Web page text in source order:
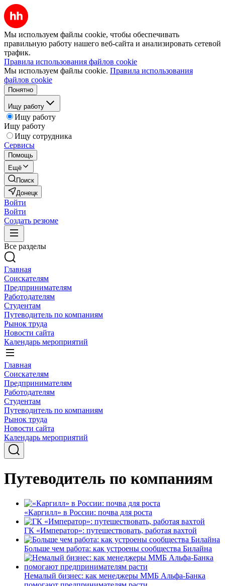
Мы используем файлы cookie, чтобы обеспечивать
правильную работу нашего веб-сайта и анализировать сетевой
трафик.
Правила использования файлов cookie
Мы используем файлы cookie. Правила использования
файлов cookie
Понятно
Ищу работу
Ищу работу
Ищу работу
Ищу сотрудника
Сервисы
Помощь
Ещё
Поиск
Донецк
Войти
Войти
Создать резюме
Все разделы
Главная
Соискателям
Предпринимателям
Работодателям
Студентам
Путеводитель по компаниям
Рынок труда
Новости сайта
Календарь мероприятий
Главная
Соискателям
Предпринимателям
Работодателям
Студентам
Путеводитель по компаниям
Рынок труда
Новости сайта
Календарь мероприятий
Путеводитель по компаниям
«Каргилл» в России: почва для роста
ГК «Император»: путешествовать, работая вахтой
Больше чем работа: как устроены сообщества Билайна
Немалый бизнес: как менеджеры ММБ Альфа-Банка